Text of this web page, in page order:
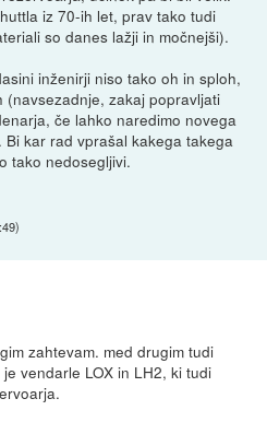
iz 70-ih let, prav tako tudi
so danes lažji in močnejši).
inženirji niso tako oh in sploh,
zakaj popravljati
če lahko naredimo novega
kar rad vprašal kakega takega
tako nedosegljivi.
)
zahtevam. med drugim tudi
vendarle LOX in LH2, ki tudi